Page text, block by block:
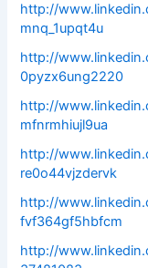
http://
mnq_1upqt4u
http://
0pyzx6ung2220
http://
mfnrmhiujl9ua
http://
re0o44vjzdervk
http://
fvf364gf5hbfcm
http://